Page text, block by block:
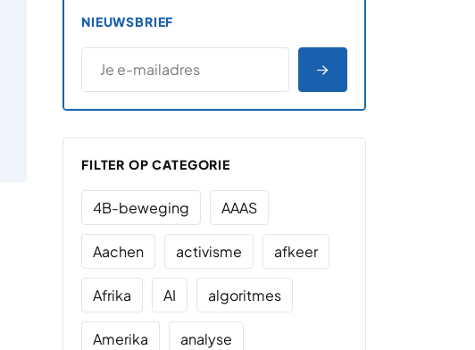
NIEUWSBRIEF
E-MAILADRES
*
AANMELDEN
FILTER OP CATEGORIE
4B-beweging AAAS
Aachen activisme afkeer
Afrika AI algoritmes
Amerika analyse